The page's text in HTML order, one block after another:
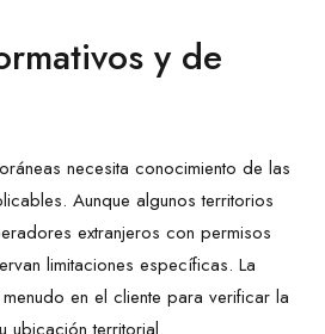
y de
necesita conocimiento de las
Aunque algunos territorios
extranjeros con permisos
limitaciones específicas. La
en el cliente para verificar la